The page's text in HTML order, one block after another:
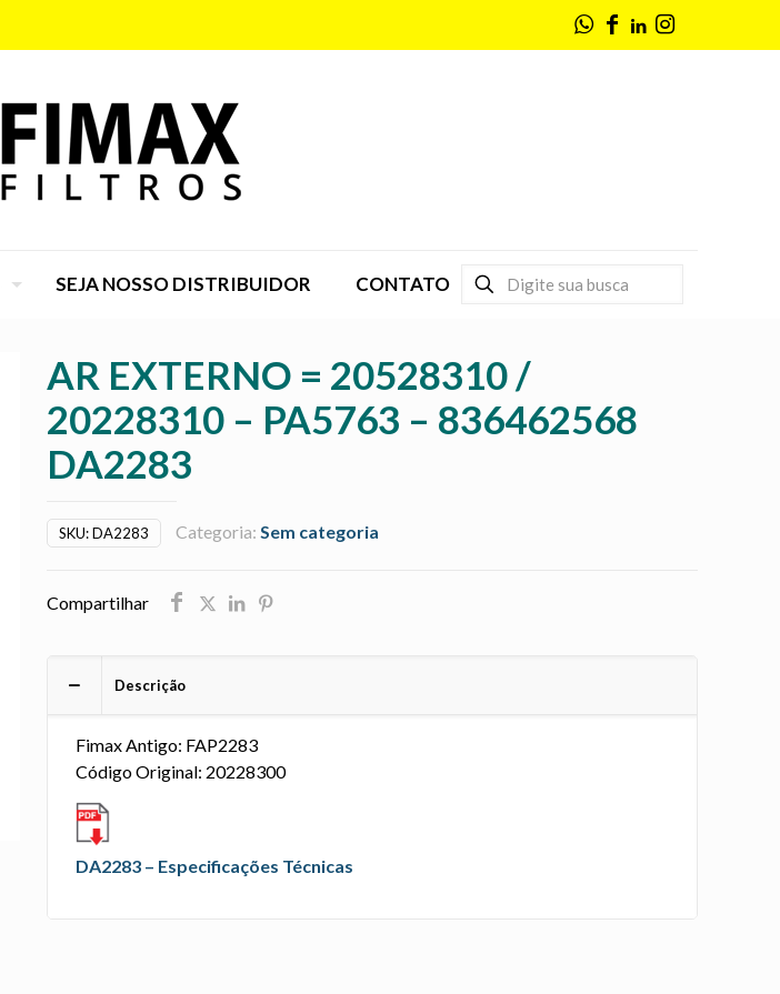
SEJA NOSSO DISTRIBUIDOR CONTATO
AR EXTERNO = 20528310 /
20228310 – PA5763 – 836462568
DA2283
SKU:DA2283 Categoria: Sem categoria
Compartilhar
Descrição
Fimax Antigo: FAP2283
Código Original: 20228300
DA2283 – Especificações Técnicas